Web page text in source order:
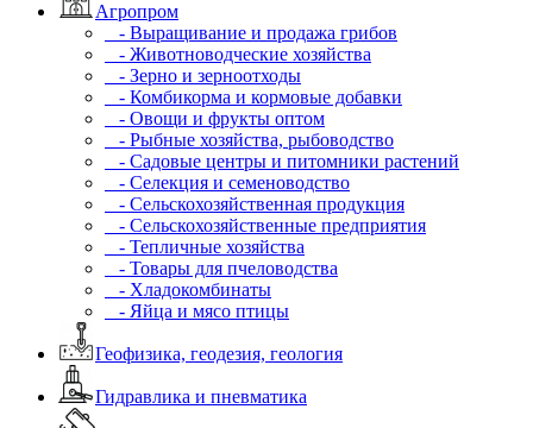
Агропром
- Выращивание и продажа грибов
- Животноводческие хозяйства
- Зерно и зерноотходы
- Комбикорма и кормовые добавки
- Овощи и фрукты оптом
- Рыбные хозяйства, рыбоводство
- Садовые центры и питомники растений
- Селекция и семеноводство
- Сельскохозяйственная продукция
- Сельскохозяйственные предприятия
- Тепличные хозяйства
- Товары для пчеловодства
- Хладокомбинаты
- Яйца и мясо птицы
Геофизика, геодезия, геология
Гидравлика и пневматика